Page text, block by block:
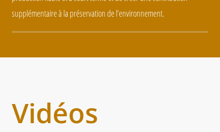
supplémentaire à la préservation de l’environnement.
Vidéos